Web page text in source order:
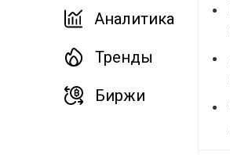
Аналитика
Тренды
Биржи